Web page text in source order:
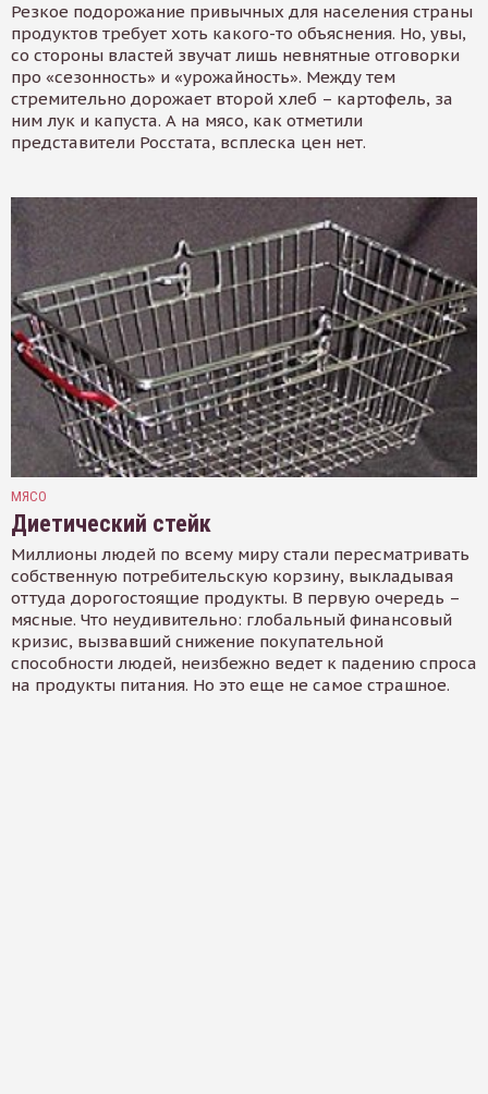
Резкое подорожание привычных для населения страны
продуктов требует хоть какого-то объяснения. Но, увы,
со стороны властей звучат лишь невнятные отговорки
про «сезонность» и «урожайность». Между тем
стремительно дорожает второй хлеб – картофель, за
ним лук и капуста. А на мясо, как отметили
представители Росстата, всплеска цен нет.
МЯСО
Диетический стейк
Миллионы людей по всему миру стали пересматривать
собственную потребительскую корзину, выкладывая
оттуда дорогостоящие продукты. В первую очередь –
мясные. Что неудивительно: глобальный финансовый
кризис, вызвавший снижение покупательной
способности людей, неизбежно ведет к падению спроса
на продукты питания. Но это еще не самое страшное.